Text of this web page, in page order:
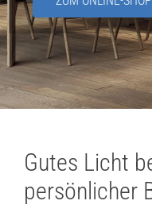
Showroom
Über uns
Kontakt
Gutes Licht
persönlicher